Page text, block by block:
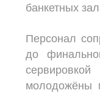
банкетных
Персонал
до
молодожёны